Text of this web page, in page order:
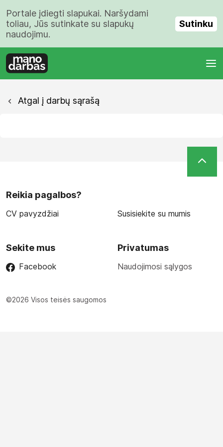
Portale įdiegti slapukai. Naršydami
toliau, Jūs sutinkate su slapukų
naudojimu.
Sutinku
Atgal į darbų sąrašą
Reikia pagalbos?
CV pavyzdžiai Susisiekite su mumis
Sekite mus
Facebook
Privatumas
Naudojimosi sąlygos
©2026 Visos teisės saugomos